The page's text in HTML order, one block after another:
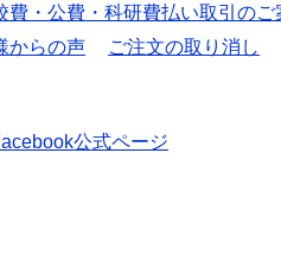
費・公費・科研費払い取引のご
からの声 ご注文の取り消し
公式ページ